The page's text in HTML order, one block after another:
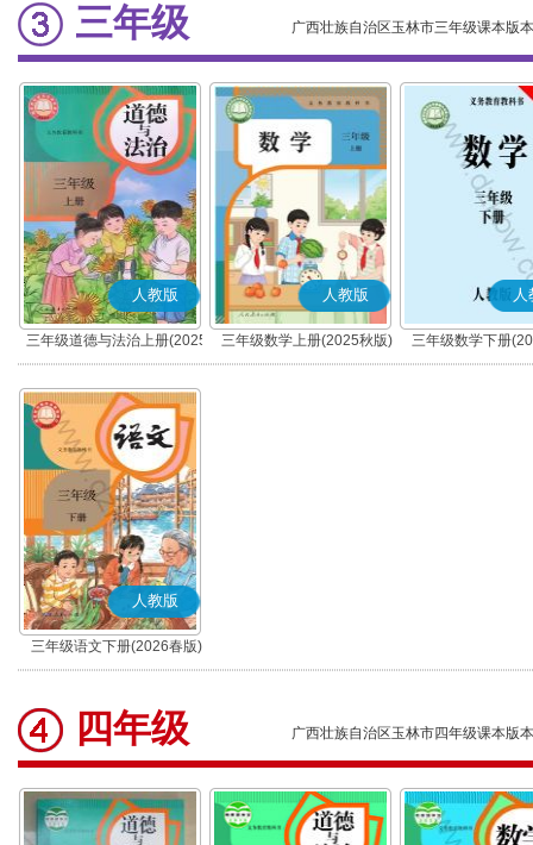
三年级 广西壮族自治区玉林市三年级课本版本
人教版
三年级道德与法治上册(2025
秋版)(部编版)
人教版
三年级数学上册(2025秋版)
人
三年级数学下册
人教版
三年级语文下册(2026春版)
(部编版)
四年级 广西壮族自治区玉林市四年级课本版本